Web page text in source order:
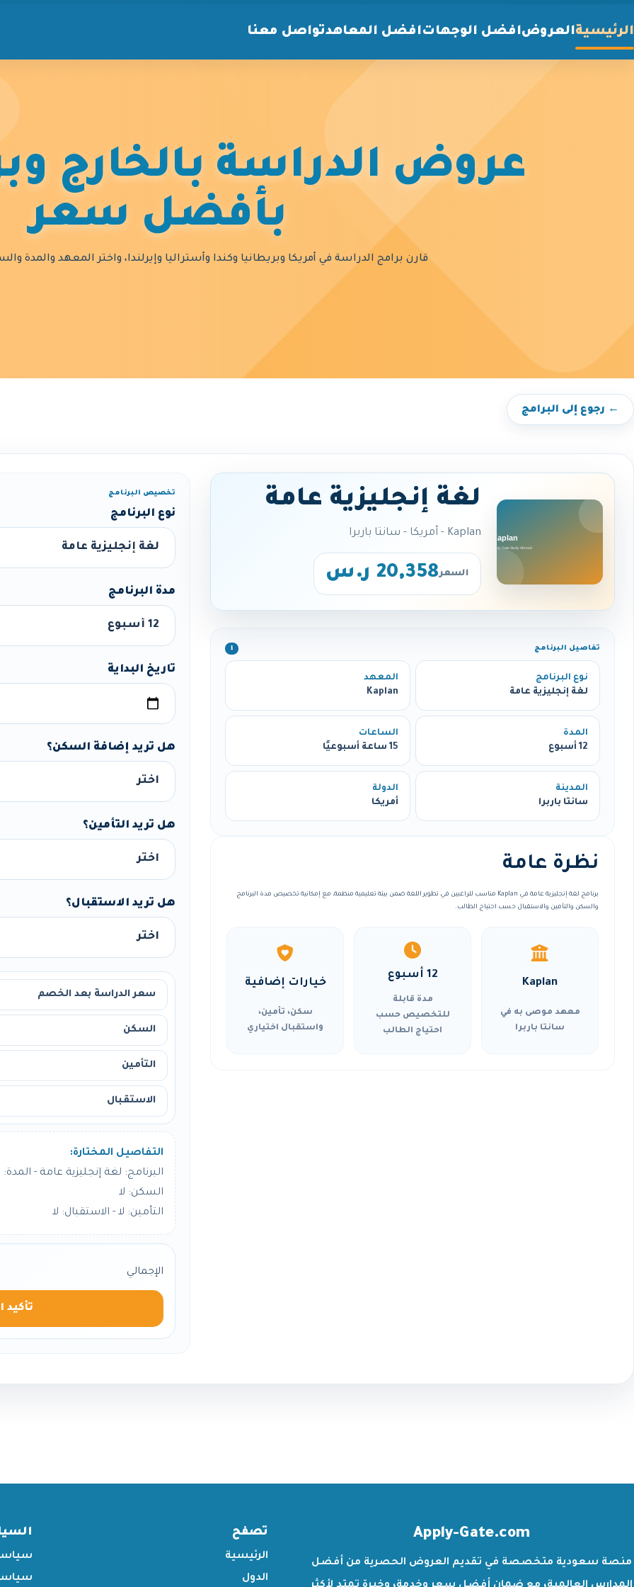
الرئيسيةالعروضافضل الوجهاتافضل المعاهدتواصل معنا
عروض الدراسة بالخارج
بأفضل سعر
قارن برامج الدراسة في أمريكا وبريطانيا وكندا وأستراليا وإيرلندا، واختر المعهد والمدة
← رجوع إلى البرامج
لغة إنجليزية عامة
Kaplan - أمريكا - سانتا باربرا
السعر20,358 ر.س
تفاصيل البرنامج ℹ️
نوع البرنامج
لغة إنجليزية عامة
المعهد
Kaplan
المدة
12 أسبوع
الساعات
15 ساعة أسبوعيًا
المدينة
سانتا باربرا
الدولة
أمريكا
نظرة عامة
برنامج لغة إنجليزية عامة في Kaplan مناسب للراغبين في تطوير اللغة ضمن بيئة تعليمية منظمة، مع إمكانية تخصيص مدة البرنامج
والسكن والتأمين والاستقبال حسب احتياج الطالب.
Kaplan
معهد موصى به في
سانتا باربرا
12 أسبوع
مدة قابلة
للتخصيص حسب
احتياج الطالب
خيارات إضافية
سكن، تأمين،
واستقبال اختياري
تخصيص البرنامج
نوع البرنامج
مدة البرنامج
تاريخ البداية
هل تريد إضافة السكن؟
هل تريد التأمين؟
هل تريد الاستقبال؟
سعر الدراسة بعد الخصم
السكن
التأمين
الاستقبال
التفاصيل المختارة:
البرنامج: لغة إنجليزية عامة - المدة: 12 أسبوع
السكن: لا
التأمين: لا - الاستقبال: لا
الإجمالي
تأكيد
Apply-Gate.com
منصة سعودية متخصصة في تقديم العروض الحصرية من أفضل
تصفح
الرئيسية
الدول